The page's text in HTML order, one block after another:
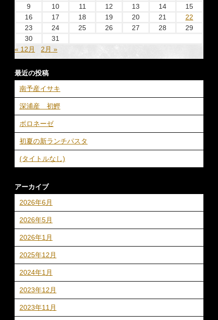
9
10 11 12 13 14
15
16
17 18 19 20 21
22
23
24 25 26 27 28
29
30
31
« 12月
2月 »
最近の投稿
南予産イサキ
深浦産 初鰹
ボロネーゼ
初夏の新ランチパスタ
(タイトルなし)
アーカイブ
2026年6月
2026年5月
2026年1月
2025年12月
2024年1月
2023年12月
2023年11月